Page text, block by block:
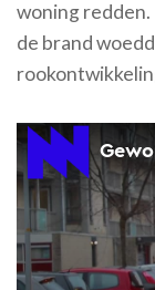
woning redden.
de brand